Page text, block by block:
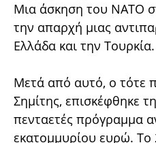
Μια άσκηση του ΝΑΤΟ
την απαρχή μιας
Ελλάδα και την Τουρκία.
Μετά από αυτό, ο τότε
Σημίτης, επισκέφθηκε
πενταετές πρόγραμμα
εκατομμυρίου ευρώ. Το